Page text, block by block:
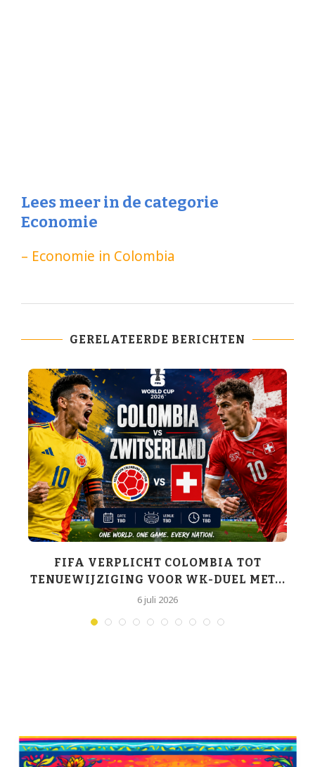
Lees meer in de categorie
Economie
– Economie in Colombia
GERELATEERDE BERICHTEN
FIFA VERPLICHT COLOMBIA TOT
TENUEWIJZIGING VOOR WK-DUEL MET...
6 juli 2026